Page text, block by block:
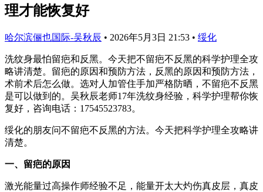
理才能恢复好
哈尔滨俪也国际-吴秋辰 • 2026年5月3日 21:53 • 绥化
洗纹身最怕留疤和反黑。今天把不留疤不反黑的科学护理全攻
略讲清楚。留疤的原因和预防方法，反黑的原因和预防方法，
术前术后怎么做。选对人加管住手加严格防晒，不留疤不反黑
是可以做到的。吴秋辰老师17年洗纹身经验，科学护理帮你恢
复好，咨询电话：17545523783。
绥化的朋友问不留疤不反黑的方法。今天把科学护理全攻略讲
清楚。
一、留疤的原因
激光能量过高操作师经验不足，能量开太大灼伤真皮层，真皮